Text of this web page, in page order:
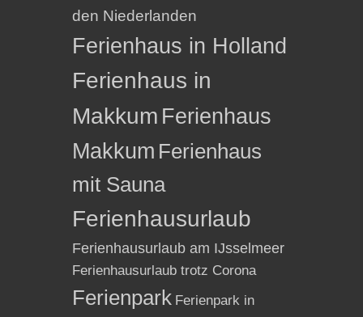
den Niederlanden
Ferienhaus in Holland
Ferienhaus in
Makkum Ferienhaus
Makkum Ferienhaus
mit Sauna
Ferienhausurlaub
Ferienhausurlaub am IJsselmeer
Ferienhausurlaub trotz Corona
Ferienpark Ferienpark in